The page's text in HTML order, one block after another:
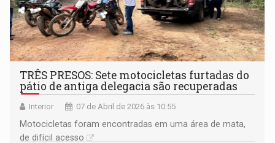
TRÊS PRESOS: Sete motocicletas furtadas do
pátio de antiga delegacia são recuperadas
Interior 07 de Abril de 2026 às 10:55
Motocicletas foram encontradas em uma área de mata,
de difícil acesso